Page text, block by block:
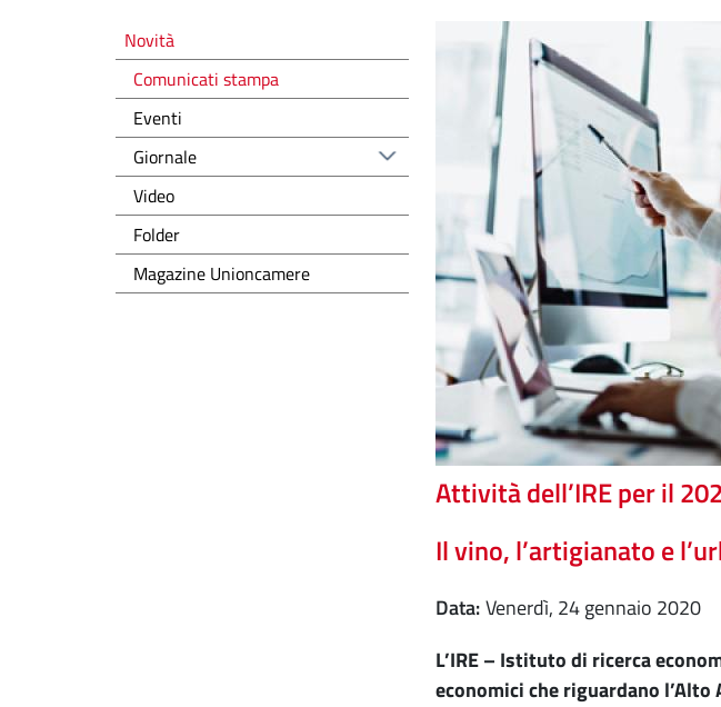
Attività dell’IRE per il
Il vino, l’artigianato e
Data
venerdì, 24 gennaio 2020
L’IRE – Istituto di ricerca
economici che riguardano
Novità
Novità
Comunicati stampa
Eventi
Giornale
Video
Folder
Magazine Unioncamere